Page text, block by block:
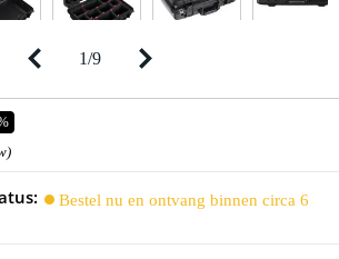
1/9
Bestel nu en ontvang binnen circa 6